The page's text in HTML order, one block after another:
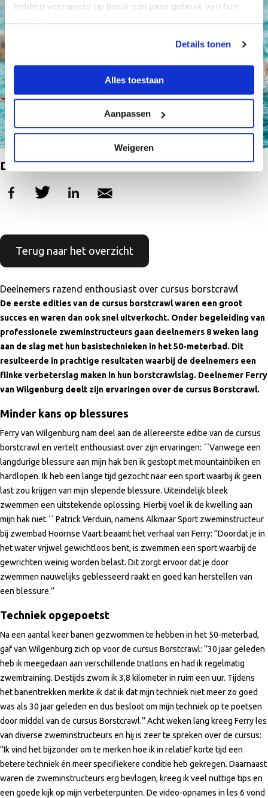
hebben verzameld op basis van jouw gebruik van hun
Details tonen
Alles toestaan
Aanpassen
Weigeren
Delen
Terug naar het overzicht
Deelnemers razend enthousiast over cursus borstcrawl
De eerste edities van de cursus borstcrawl waren een groot
succes en waren dan ook snel uitverkocht. Onder begeleiding van
professionele zweminstructeurs gaan deelnemers 8 weken lang
aan de slag met hun basistechnieken in het 50-meterbad. Dit
resulteerde in prachtige resultaten waarbij de deelnemers een
flinke verbeterslag maken in hun borstcrawlslag. Deelnemer Ferry
van Wilgenburg deelt zijn ervaringen over de cursus Borstcrawl.
Minder kans op blessures
Ferry van Wilgenburg nam deel aan de allereerste editie van de cursus
borstcrawl en vertelt enthousiast over zijn ervaringen: ´´Vanwege een
langdurige blessure aan mijn hak ben ik gestopt met mountainbiken en
hardlopen. Ik heb een lange tijd gezocht naar een sport waarbij ik geen
last zou krijgen van mijn slepende blessure. Uiteindelijk bleek
zwemmen een uitstekende oplossing. Hierbij voel ik de kwelling aan
mijn hak niet.´´ Patrick Verduin, namens Alkmaar Sport zweminstructeur
bij zwembad Hoornse Vaart beaamt het verhaal van Ferry: ‘’Doordat je in
het water vrijwel gewichtloos bent, is zwemmen een sport waarbij de
gewrichten weinig worden belast. Dit zorgt ervoor dat je door
zwemmen nauwelijks geblesseerd raakt en goed kan herstellen van
een blessure.’’
Techniek opgepoetst
Na een aantal keer banen gezwommen te hebben in het 50-meterbad,
gaf van Wilgenburg zich op voor de cursus Borstcrawl: ‘’30 jaar geleden
heb ik meegedaan aan verschillende triatlons en had ik regelmatig
zwemtraining. Destijds zwom ik 3,8 kilometer in ruim een uur. Tijdens
het banentrekken merkte ik dat ik dat mijn techniek niet meer zo goed
was als 30 jaar geleden en dus besloot om mijn techniek op te poetsen
door middel van de cursus Borstcrawl.’’ Acht weken lang kreeg Ferry les
van diverse zweminstructeurs en hij is zeer te spreken over de cursus:
‘’Ik vind het bijzonder om te merken hoe ik in relatief korte tijd een
betere techniek én meer specifiekere conditie heb gekregen. Daarnaast
waren de zweminstructeurs erg bevlogen, kreeg ik veel nuttige tips en
een goede kijk op mijn verbeterpunten. De video-opnames in les 6 vond